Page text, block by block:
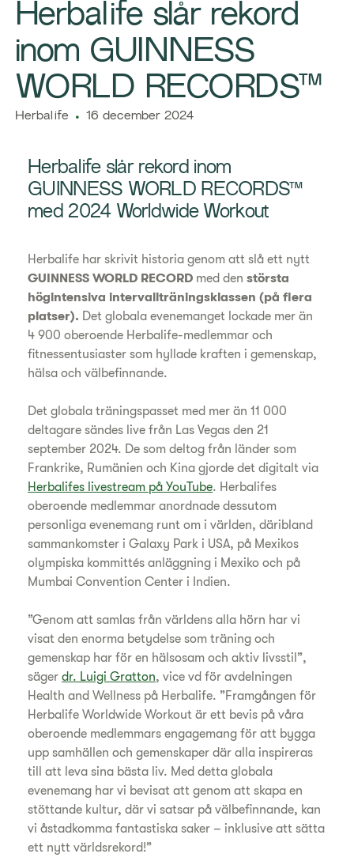
Herbalife slår rekord
inom GUINNESS
WORLD RECORDS™
Herbalife 16 december 2024
Herbalife slår rekord inom
GUINNESS WORLD RECORDS™
med 2024 Worldwide Workout
Herbalife har skrivit historia genom att slå ett nytt
GUINNESS WORLD RECORD med den största
högintensiva intervallträningsklassen (på flera
platser). Det globala evenemanget lockade mer än
4 900 oberoende Herbalife-medlemmar och
fitnessentusiaster som hyllade kraften i gemenskap,
hälsa och välbefinnande.
Det globala träningspasset med mer än 11 000
deltagare sändes live från Las Vegas den 21
september 2024. De som deltog från länder som
Frankrike, Rumänien och Kina gjorde det digitalt via
Herbalifes livestream på YouTube. Herbalifes
oberoende medlemmar anordnade dessutom
personliga evenemang runt om i världen, däribland
sammankomster i Galaxy Park i USA, på Mexikos
olympiska kommittés anläggning i Mexiko och på
Mumbai Convention Center i Indien.
”Genom att samlas från världens alla hörn har vi
visat den enorma betydelse som träning och
gemenskap har för en hälsosam och aktiv livsstil”,
sägerdr. Luigi Gratton, vice vd för avdelningen
Health and Wellness på Herbalife. ”Framgången för
Herbalife Worldwide Workout är ett bevis på våra
oberoende medlemmars engagemang för att bygga
upp samhällen och gemenskaper där alla inspireras
till att leva sina bästa liv. Med detta globala
evenemang har vi bevisat att genom att skapa en
stöttande kultur, där vi satsar på välbefinnande, kan
vi åstadkomma fantastiska saker – inklusive att sätta
ett nytt världsrekord!”